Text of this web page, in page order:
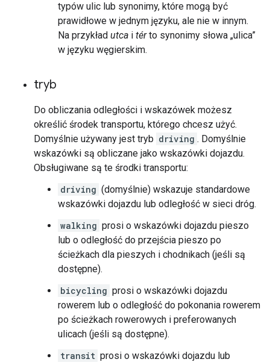
typów ulic lub synonimy, które mogą być
prawidłowe w jednym języku, ale nie w innym.
Na przykład utca i térto synonimy słowa „ulica”
w języku węgierskim.
tryb
Do obliczania odległości i wskazówek możesz
określić środek transportu, którego chcesz użyć.
Domyślnie używany jest tryb driving . Domyślnie
wskazówki są obliczane jako wskazówki dojazdu.
Obsługiwane są te środki transportu:
driving (domyślnie) wskazuje standardowe
wskazówki dojazdu lub odległość w sieci dróg.
walking prosi o wskazówki dojazdu pieszo
lub o odległość do przejścia pieszo po
ścieżkach dla pieszych i chodnikach (jeśli są
dostępne).
bicycling prosi o wskazówki dojazdu
rowerem lub o odległość do pokonania rowerem
po ścieżkach rowerowych i preferowanych
ulicach (jeśli są dostępne).
transit prosi o wskazówki dojazdu lub